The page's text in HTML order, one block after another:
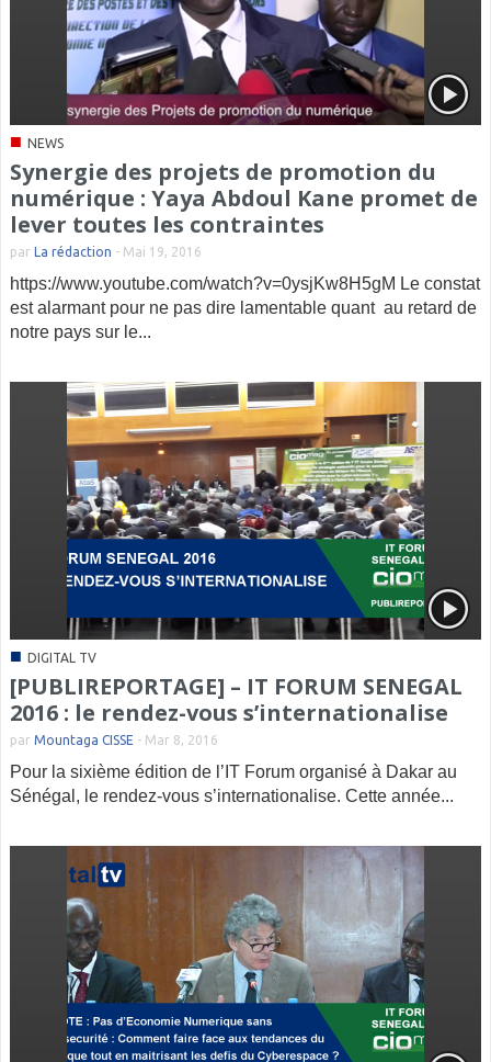
■ NEWS
Synergie des projets de promotion du
numérique : Yaya Abdoul Kane promet de
lever toutes les contraintes
par La rédaction - Mai 19, 2016
https://www.youtube.com/watch?v=0ysjKw8H5gM Le constat
est alarmant pour ne pas dire lamentable quant au retard de
notre pays sur le...
■ DIGITAL TV
[PUBLIREPORTAGE] – IT FORUM SENEGAL
2016 : le rendez-vous s’internationalise
par Mountaga CISSE - Mar 8, 2016
Pour la sixième édition de l’IT Forum organisé à Dakar au
Sénégal, le rendez-vous s’internationalise. Cette année...